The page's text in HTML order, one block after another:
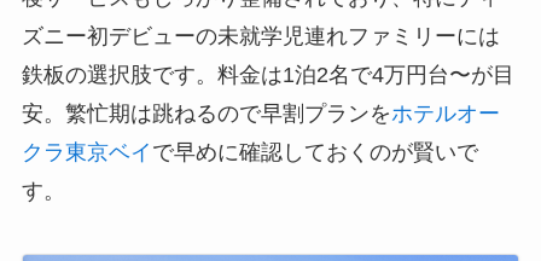
ズニー初デビューの未就学児連れファミリーには
鉄板の選択肢です。料金は1泊2名で4万円台〜が目
安。繁忙期は跳ねるので早割プランをホテルオー
クラ東京ベイ で早めに確認しておくのが賢いで
す。